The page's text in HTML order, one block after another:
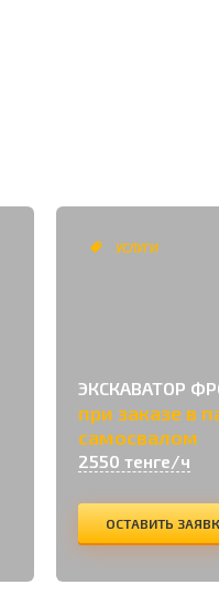
УСЛУГИ
ЭКСКАВАТОР
при заказе в
самосвалом
2550 тенге/ч
ОСТАВИТЬ